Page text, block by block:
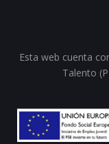
Esta web cuenta
Talento